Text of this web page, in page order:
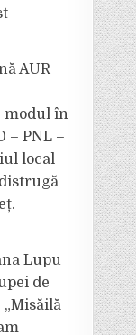
AUR
modul în
– PNL –
local
Lupu
de